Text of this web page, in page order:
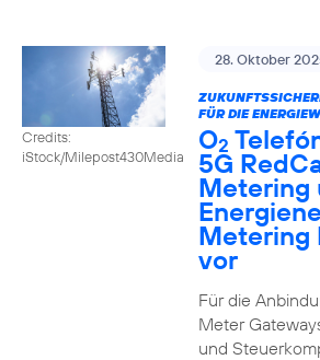
Credits:
iStock/Milepost430Media
28. Oktober
FÜR DIE
O2
5G
Metering
Metering
vor
Für die
Meter
und